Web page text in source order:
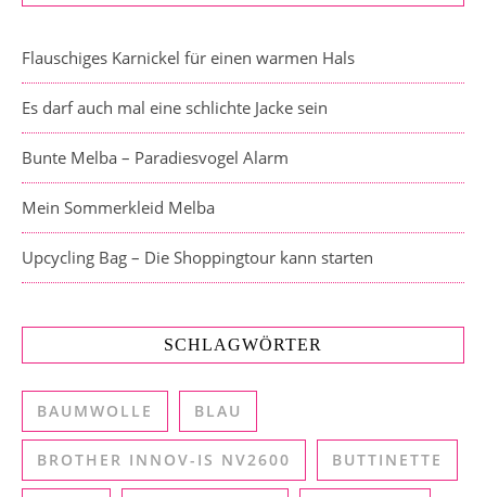
Flauschiges Karnickel für einen warmen Hals
Es darf auch mal eine schlichte Jacke sein
Bunte Melba – Paradiesvogel Alarm
Mein Sommerkleid Melba
Upcycling Bag – Die Shoppingtour kann starten
SCHLAGWÖRTER
BAUMWOLLE BLAU
BROTHER INNOV-IS NV2600 BUTTINETTE